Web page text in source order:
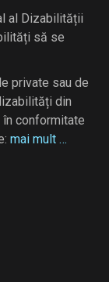
al Dizabilității
să se
private sau de
din
în conformitate
mai mult …